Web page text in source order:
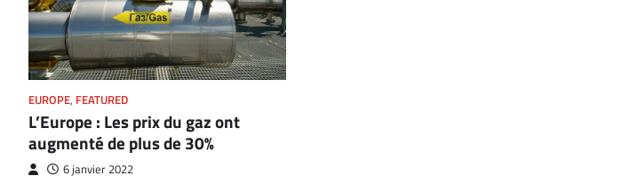
EUROPE, FEATURED
L’Europe : Les prix du gaz ont
augmenté de plus de 30%
6 janvier 2022